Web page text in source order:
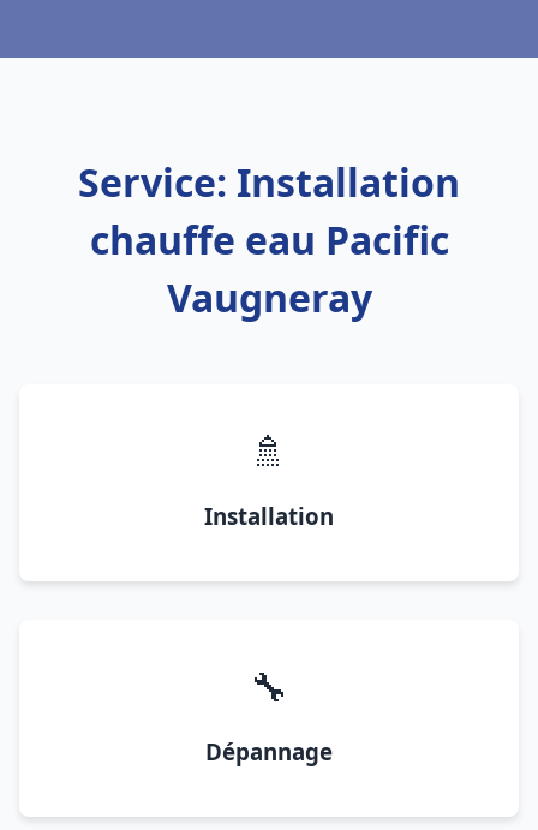
Service: Installation
chauffe eau Pacific
Vaugneray
🚿
Installation
🔧
Dépannage